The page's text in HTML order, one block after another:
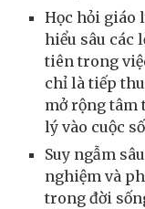
Học hỏi giáo
hiểu sâu các
tiên trong
chỉ là tiếp
mở rộng tâm
lý vào cuộc
Suy ngẫm
nghiệm và
trong đời